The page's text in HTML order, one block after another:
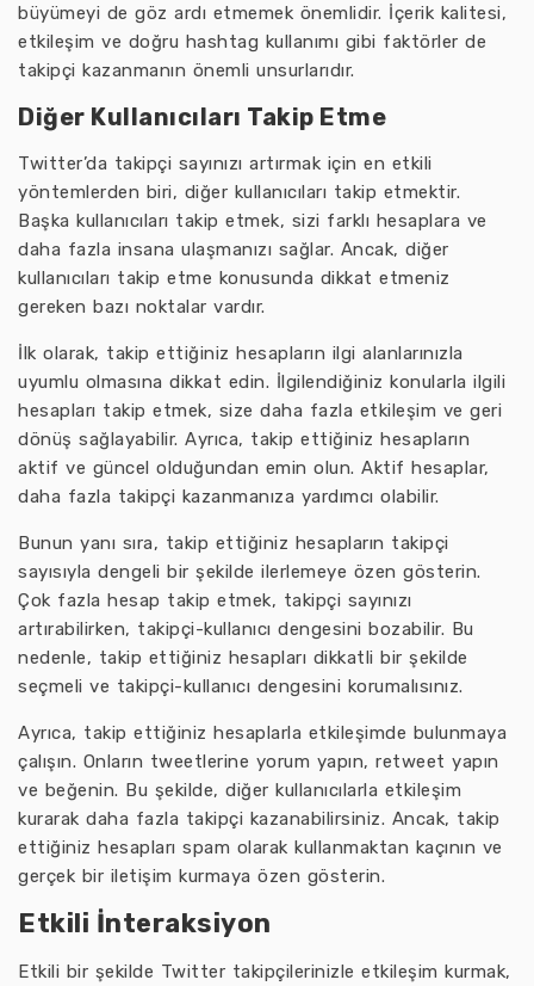
büyümeyi de göz ardı etmemek önemlidir. İçerik kalitesi,
etkileşim ve doğru hashtag kullanımı gibi faktörler de
takipçi kazanmanın önemli unsurlarıdır.
Diğer Kullanıcıları Takip Etme
Twitter’da takipçi sayınızı artırmak için en etkili
yöntemlerden biri, diğer kullanıcıları takip etmektir.
Başka kullanıcıları takip etmek, sizi farklı hesaplara ve
daha fazla insana ulaşmanızı sağlar. Ancak, diğer
kullanıcıları takip etme konusunda dikkat etmeniz
gereken bazı noktalar vardır.
İlk olarak, takip ettiğiniz hesapların ilgi alanlarınızla
uyumlu olmasına dikkat edin. İlgilendiğiniz konularla ilgili
hesapları takip etmek, size daha fazla etkileşim ve geri
dönüş sağlayabilir. Ayrıca, takip ettiğiniz hesapların
aktif ve güncel olduğundan emin olun. Aktif hesaplar,
daha fazla takipçi kazanmanıza yardımcı olabilir.
Bunun yanı sıra, takip ettiğiniz hesapların takipçi
sayısıyla dengeli bir şekilde ilerlemeye özen gösterin.
Çok fazla hesap takip etmek, takipçi sayınızı
artırabilirken, takipçi-kullanıcı dengesini bozabilir. Bu
nedenle, takip ettiğiniz hesapları dikkatli bir şekilde
seçmeli ve takipçi-kullanıcı dengesini korumalısınız.
Ayrıca, takip ettiğiniz hesaplarla etkileşimde bulunmaya
çalışın. Onların tweetlerine yorum yapın, retweet yapın
ve beğenin. Bu şekilde, diğer kullanıcılarla etkileşim
kurarak daha fazla takipçi kazanabilirsiniz. Ancak, takip
ettiğiniz hesapları spam olarak kullanmaktan kaçının ve
gerçek bir iletişim kurmaya özen gösterin.
Etkili İnteraksiyon
Etkili bir şekilde Twitter takipçilerinizle etkileşim kurmak,